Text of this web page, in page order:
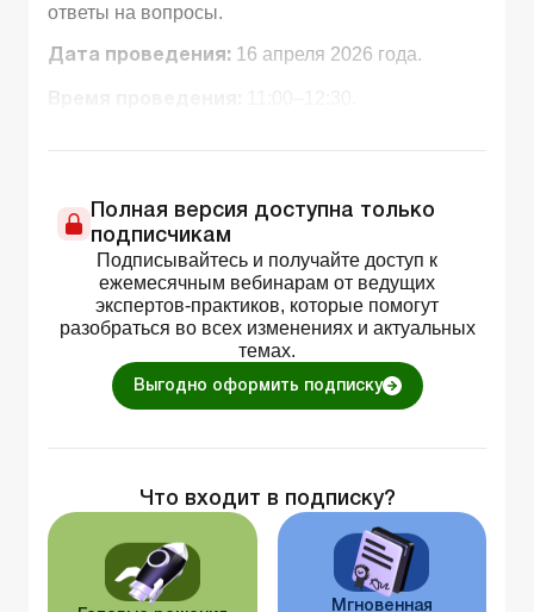
ответы на вопросы.
Дата проведения: 16 апреля 2026 года.
Полная версия доступна только
подписчикам
Подписывайтесь и получайте доступ к
ежемесячным вебинарам от ведущих
экспертов-практиков, которые помогут
разобраться во всех изменениях и актуальных
темах.
Выгодно оформить подписку
Что входит в подписку?
Мгновенная